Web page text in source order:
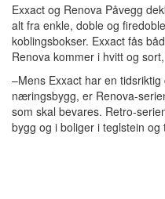
Exxact og Renova Påvegg
alt fra enkle, doble og
koblingsbokser. Exxact fås
Renova kommer i hvitt og
–Mens Exxact har en
næringsbygg, er Renova-
som skal bevares. Retro-
bygg og i boliger i teglstein og